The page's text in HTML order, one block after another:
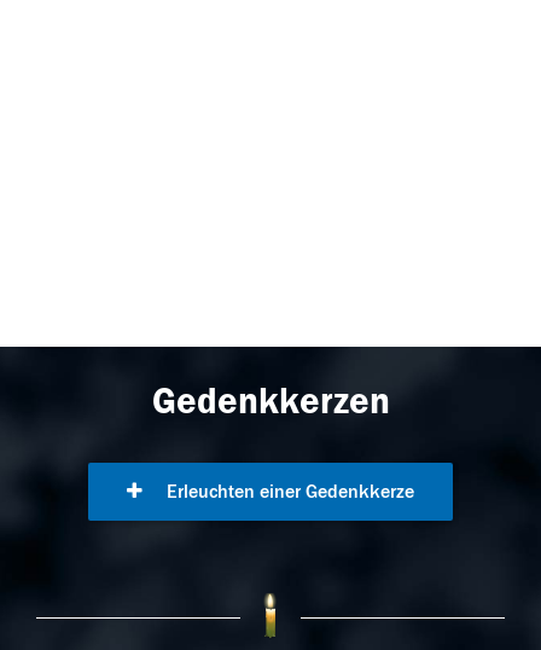
Gedenkkerzen
Erleuchten einer Gedenkkerze